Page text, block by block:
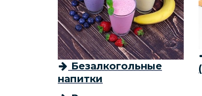
Безалкогольные
напитки